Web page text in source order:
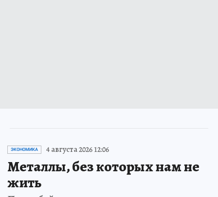
ЭКОНОМИКА 4 августа 2026 12:06
Металлы, без которых нам не
жить